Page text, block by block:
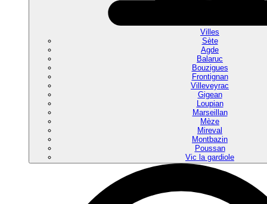
Villes
Sète
Agde
Balaruc
Bouzigues
Frontignan
Villeveyrac
Gigean
Loupian
Marseillan
Mèze
Mireval
Montbazin
Poussan
Vic la gardiole